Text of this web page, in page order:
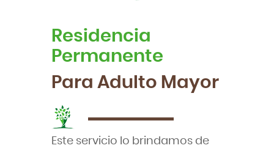
Residencia
Permanente
Para Adulto Mayor
Este servicio lo brindamos de